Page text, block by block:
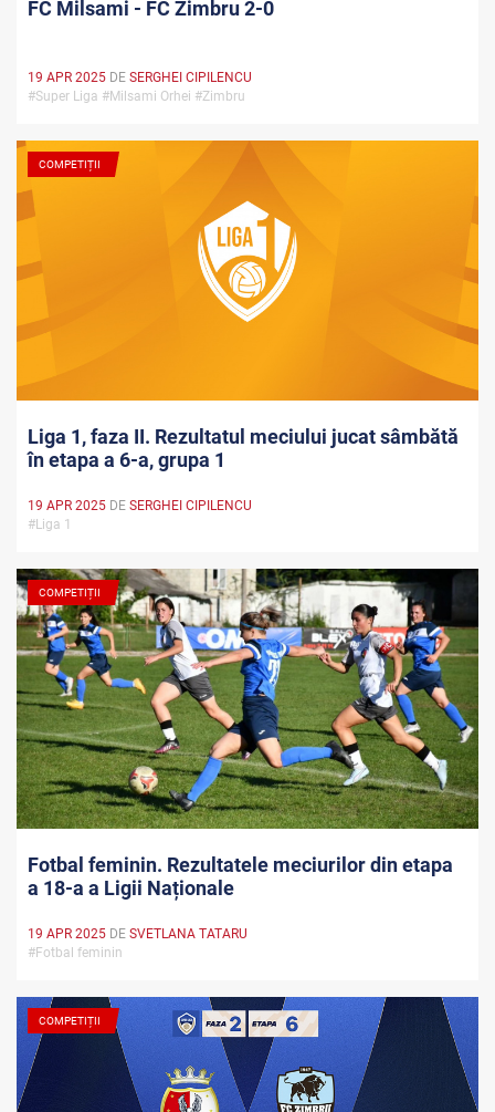
FC Milsami - FC Zimbru 2-0
19 APR 2025 DE SERGHEI CIPILENCU
#Super Liga #Milsami Orhei #Zimbru
COMPETIȚII
Liga 1, faza II. Rezultatul meciului jucat sâmbătă
în etapa a 6-a, grupa 1
19 APR 2025 DE SERGHEI CIPILENCU
#Liga 1
COMPETIȚII
Fotbal feminin. Rezultatele meciurilor din etapa
a 18-a a Ligii Naționale
19 APR 2025 DE SVETLANA TATARU
#Fotbal feminin
COMPETIȚII